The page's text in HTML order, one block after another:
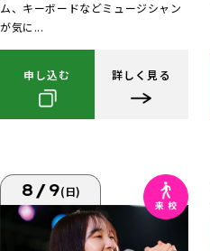
ム、キーボードなどミュージシャン
が気に...
申し込む 詳しく見る
8/9(日)